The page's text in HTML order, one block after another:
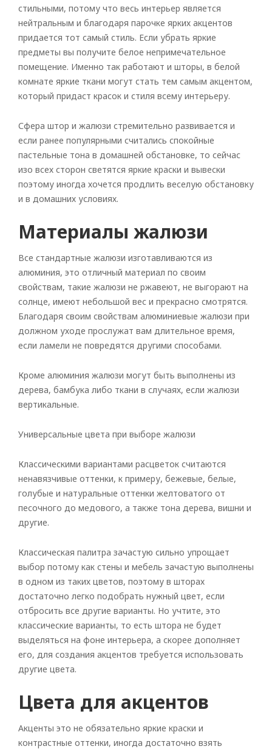
стильными, потому что весь интерьер является
нейтральным и благодаря парочке ярких акцентов
придается тот самый стиль. Если убрать яркие
предметы вы получите белое непримечательное
помещение. Именно так работают и шторы, в белой
комнате яркие ткани могут стать тем самым акцентом,
который придаст красок и стиля всему интерьеру.
Сфера штор и жалюзи стремительно развивается и
если ранее популярными считались спокойные
пастельные тона в домашней обстановке, то сейчас
изо всех сторон светятся яркие краски и вывески
поэтому иногда хочется продлить веселую обстановку
и в домашних условиях.
Материалы жалюзи
Все стандартные жалюзи изготавливаются из
алюминия, это отличный материал по своим
свойствам, такие жалюзи не ржавеют, не выгорают на
солнце, имеют небольшой вес и прекрасно смотрятся.
Благодаря своим свойствам алюминиевые жалюзи при
должном уходе прослужат вам длительное время,
если ламели не повредятся другими способами.
Кроме алюминия жалюзи могут быть выполнены из
дерева, бамбука либо ткани в случаях, если жалюзи
вертикальные.
Универсальные цвета при выборе жалюзи
Классическими вариантами расцветок считаются
ненавязчивые оттенки, к примеру, бежевые, белые,
голубые и натуральные оттенки желтоватого от
песочного до медового, а также тона дерева, вишни и
другие.
Классическая палитра зачастую сильно упрощает
выбор потому как стены и мебель зачастую выполнены
в одном из таких цветов, поэтому в шторах
достаточно легко подобрать нужный цвет, если
отбросить все другие варианты. Но учтите, это
классические варианты, то есть штора не будет
выделяться на фоне интерьера, а скорее дополняет
его, для создания акцентов требуется использовать
другие цвета.
Цвета для акцентов
Акценты это не обязательно яркие краски и
контрастные оттенки, иногда достаточно взять